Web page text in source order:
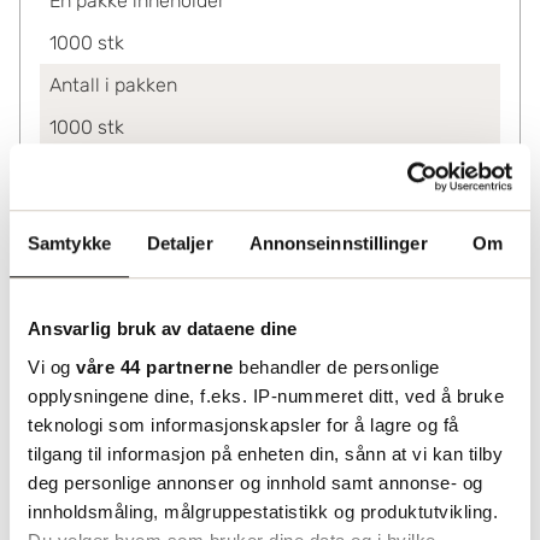
Samtykke Detaljer Annonseinnstillinger Om
Ansvarlig bruk av dataene dine
Vi og våre 44 partnerne behandler de personlige
opplysningene dine, f.eks. IP-nummeret ditt, ved å bruke
teknologi som informasjonskapsler for å lagre og få
tilgang til informasjon på enheten din, sånn at vi kan tilby
deg personlige annonser og innhold samt annonse- og
innholdsmåling, målgruppestatistikk og produktutvikling.
1000 stk
Antall i pakken
1000 stk
1000-9000
0.13
10000+
0.12
Status
Leveres fra sentrallager Helsingborg. Utvidet
leveringstid må påberegnes.